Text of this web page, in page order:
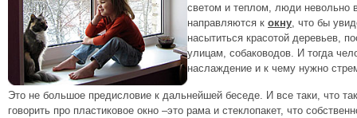
светом и теплом, люди невольно
направляются к окну , что бы
насытиться красотой деревьев,
улицам, собаководов. И тогда
наслаждение и к чему нужно
Это не большое предисловие к дальнейшей беседе. И все таки, что
говорить про пластиковое окно –это рама и стеклопакет, что